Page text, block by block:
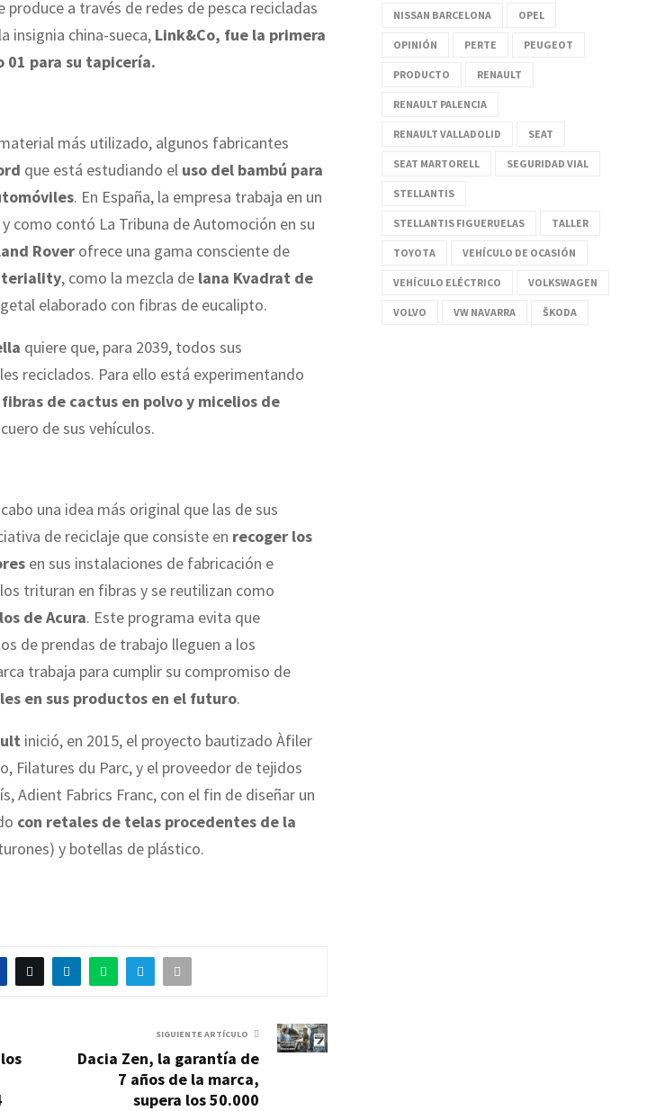
produce a través de redes de pesca recicladas
insignia china-sueca, Link&Co, fue la primera
01 para su tapicería.
más utilizado, algunos fabricantes
que está estudiando el uso del bambú para
. En España, la empresa trabaja en un
como contó La Tribuna de Automoción en su
Rover ofrece una gama consciente de
, como la mezcla de lana Kvadrat de
elaborado con fibras de eucalipto.
quiere que, para 2039, todos sus
reciclados. Para ello está experimentando
de cactus en polvo y micelios de
de sus vehículos.
una idea más original que las de sus
de reciclaje que consiste en recoger los
en sus instalaciones de fabricación e
trituran en fibras y se reutilizan como
de Acura. Este programa evita que
de prendas de trabajo lleguen a los
trabaja para cumplir su compromiso de
en sus productos en el futuro.
inició, en 2015, el proyecto bautizado Àfiler
Filatures du Parc, y el proveedor de tejidos
Adient Fabrics Franc, con el fin de diseñar un
con retales de telas procedentes de la
y botellas de plástico.
SIGUIENTE ARTÍCULO
Dacia Zen, la garantía de
7 años de la marca,
supera los 50.000
NISSAN BARCELONA OPEL
OPINIÓN PERTE PEUGEOT
PRODUCTO RENAULT
RENAULT PALENCIA
RENAULT VALLADOLID SEAT
SEAT MARTORELL SEGURIDAD VIAL
STELLANTIS
STELLANTIS FIGUERUELAS TALLER
TOYOTA VEHÍCULO DE OCASIÓN
VEHÍCULO ELÉCTRICO VOLKSWAGEN
VOLVO VW NAVARRA ŠKODA